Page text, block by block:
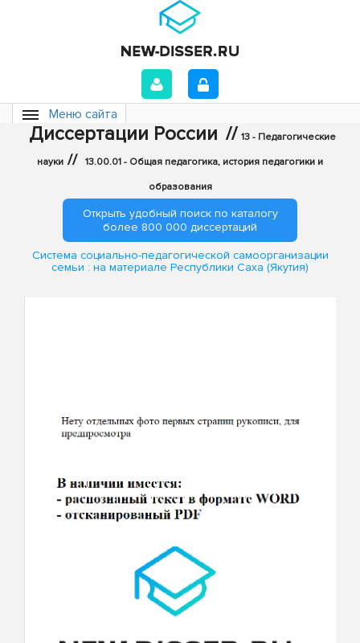
Меню сайта
Диссертации России // 13 - Педагогические
науки // 13.00.01 - Общая педагогика, история педагогики и
образования
Открыть удобный поиск по каталогу
более 800 000 диссертаций
Система социально-педагогической самоорганизации
семьи : на материале Республики Саха (Якутия)